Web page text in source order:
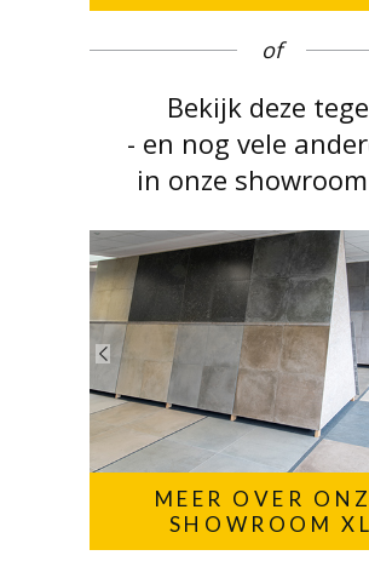
of
Bekijk deze
- en nog vele
in onze
MEER OVER
SHOWROOM XL